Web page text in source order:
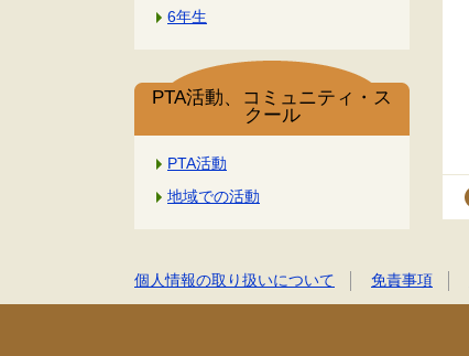
6年生
PTA活動、コミュニティ・ス
クール
PTA活動
地域での活動
個人情報の取り扱いについて 免責事項